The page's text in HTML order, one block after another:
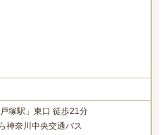
塚駅」東口 徒歩21分
神奈川中央交通バス